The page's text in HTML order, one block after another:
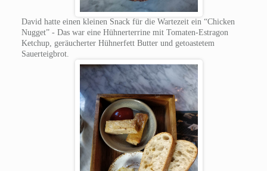
David hatte einen kleinen Snack für die Wartezeit ein “Chicken
Nugget” - Das war eine Hühnerterrine mit Tomaten-Estragon
Ketchup, geräucherter Hühnerfett Butter und getoastetem
Sauerteigbrot.